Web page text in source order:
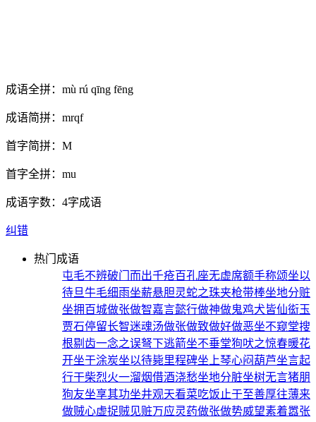
成语全拼： mù rú qīng fēng
成语简拼： mrqf
首字简拼： M
首字全拼： mu
成语字数： 4字成语
纠错
热门成语
屯毛不辨破门而出千疮百孔座无虚席额手称颂坐以
待旦牛毛细雨坐薪悬胆灵蛇之珠夹枪带棒坐地分赃
坐拥百城做张做智嘉言懿行做神做鬼鸡犬皆仙衒玉
贾石停留长智迷魂汤做张做致做好做恶坐不窥堂搜
根剔齿一念之误弩下逃箭坐不垂堂狗吠之惊春暖花
开坐于涂炭坐以待毙里程碑坐上琴心闷葫芦坐言起
行干柴烈火一溜烟借酒浇愁坐地分脏坐树无言猪朋
狗友坐享其功坐井观天看菜吃饭止于至善厚往薄来
做贼心虚捉贼见赃万应灵药做张做势威望素着嚣张